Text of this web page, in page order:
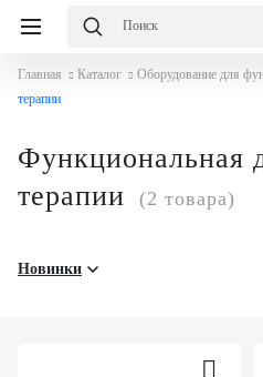
Главная Каталог Оборудование для
терапии
Функциональная
терапии
(2 товара)
Новинки